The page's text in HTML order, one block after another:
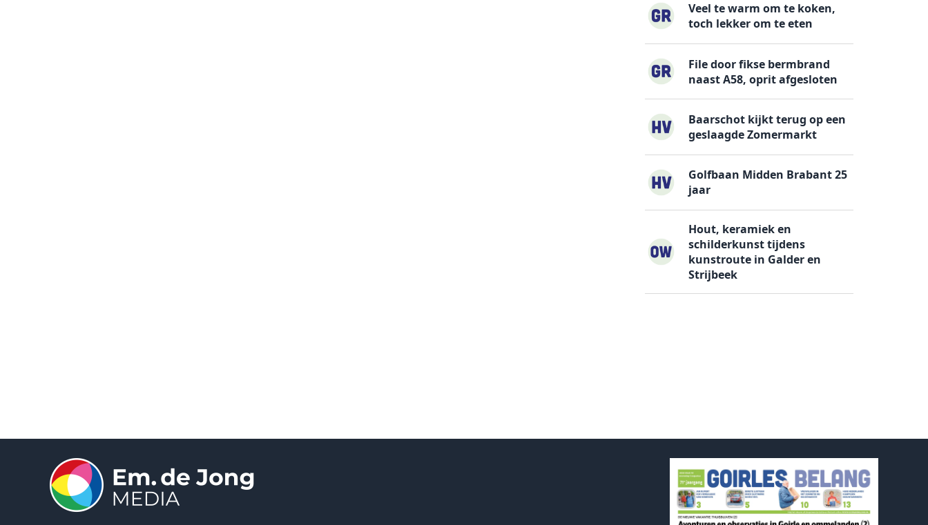
Veel te warm om te koken,
toch lekker om te eten
File door fikse bermbrand
naast A58, oprit afgesloten
Baarschot kijkt terug op een
geslaagde Zomermarkt
Golfbaan Midden Brabant 25
jaar
Hout, keramiek en
schilderkunst tijdens
kunstroute in Galder en
Strijbeek